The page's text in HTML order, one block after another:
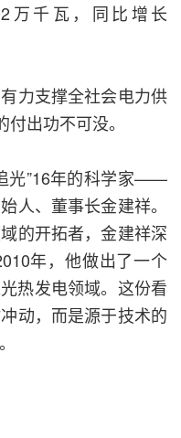
万千瓦，同比增长
力支撑全社会电力供
出功不可没。
光”16年的科学家——
人、董事长金建祥。
的开拓者，金建祥深
年，他做出了一个
热发电领域。这份看
动，而是源于技术的